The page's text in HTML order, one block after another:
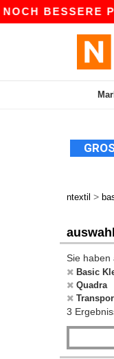
BESSERE
ntextil >
Sie haben
Basic
Quadra
3